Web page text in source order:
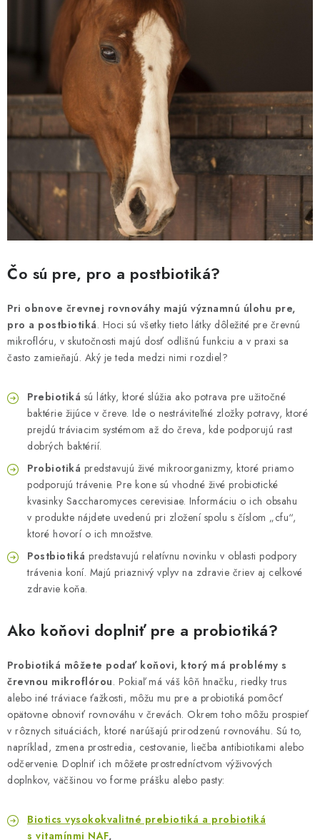
Čo sú pre, pro a postbiotiká?
Pri obnove črevnej rovnováhy majú významnú úlohu pre,
pro a postbiotiká. Hoci sú všetky tieto látky dôležité pre črevnú
mikroflóru, v skutočnosti majú dosť odlišnú funkciu a v praxi sa
často zamieňajú. Aký je teda medzi nimi rozdiel?
Prebiotiká sú látky, ktoré slúžia ako potrava pre užitočné
baktérie žijúce v čreve. Ide o nestráviteľné zložky potravy, ktoré
prejdú tráviacim systémom až do čreva, kde podporujú rast
dobrých baktérií.
Probiotiká predstavujú živé mikroorganizmy, ktoré priamo
podporujú trávenie. Pre kone sú vhodné živé probiotické
kvasinky Saccharomyces cerevisiae. Informáciu o ich obsahu
v produkte nájdete uvedenú pri zložení spolu s číslom „cfu“,
ktoré hovorí o ich množstve.
Postbiotiká predstavujú relatívnu novinku v oblasti podpory
trávenia koní. Majú priaznivý vplyv na zdravie čriev aj celkové
zdravie koňa.
Ako koňovi doplniť pre a probiotiká?
Probiotiká môžete podať koňovi, ktorý má problémy s
črevnou mikroflórou. Pokiaľ má váš kôň hnačku, riedky trus
alebo iné tráviace ťažkosti, môžu mu pre a probiotiká pomôcť
opätovne obnoviť rovnováhu v črevách. Okrem toho môžu prospieť
v rôznych situáciách, ktoré narúšajú prirodzenú rovnováhu. Sú to,
napríklad, zmena prostredia, cestovanie, liečba antibiotikami alebo
odčervenie. Doplniť ich môžete prostredníctvom výživových
doplnkov, väčšinou vo forme prášku alebo pasty:
Biotics vysokokvalitné prebiotiká a probiotiká
s vitamínmi NAF,